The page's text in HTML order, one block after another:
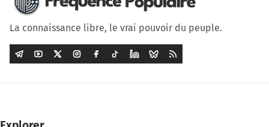
La connaissance libre, le vrai pouvoir du peuple.